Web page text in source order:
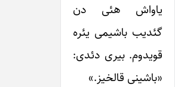
یاواش هئی دن
گئدیب باشیمی یئره
قویدوم. بیری دئدی:
«باشینی قالخیز.»